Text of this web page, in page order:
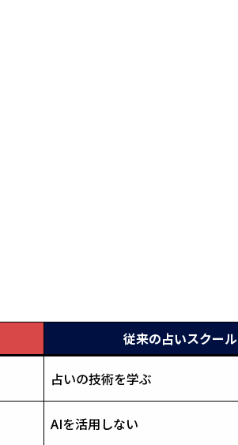
従来の占いスクール
占いの技術を学ぶ
AIを活用しない